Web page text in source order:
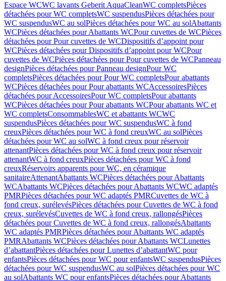
Espace WCWC lavants Geberit AquaCleanWC completsPièces
détachées pour WC completsWC suspendusPièces détachées pour
WC suspendusWC au solPièces détachées pour WC au solAbattants
WCPièces détachées pour Abattants WCPour cuvettes de WCPièces
détachées pour Pour cuvettes de WCDispositifs d’appoint pour
WCPièces détachées pour Dispositifs d’appoint pour WCPour
cuvettes de WCPièces détachées pour Pour cuvettes de WCPanneau
designPièces détachées pour Panneau designPour WC
completsPièces détachées pour Pour WC completsPour abattants
WCPièces détachées pour Pour abattants WCAccessoiresPièces
détachées pour AccessoiresPour WC completsPour abattants
WCPièces détachées pour Pour abattants WCPour abattants WC et
WC completsConsommablesWC et abattants WCWC
suspendusPièces détachées pour WC suspendusWC à fond
creuxPièces détachées pour WC à fond creuxWC au solPièces
détachées pour WC au solWC à fond creux pour réservoir
attenantPièces détachées pour WC à fond creux pour réservoir
attenantWC à fond creuxPièces détachées pour WC à fond
creuxRéservoirs apparents pour WC, en céramique
sanitaireAttenantAbattants WCPièces détachées pour Abattants
WCAbattants WCPièces détachées pour Abattants WCWC adaptés
PMRPièces détachées pour WC adaptés PMRCuvettes de WC à
fond creux, surélevésPièces détachées pour Cuvettes de WC à fond
creux, surélevésCuvettes de WC à fond creux, rallongésPièces
détachées pour Cuvettes de WC à fond creux, rallongésAbattants
WC adaptés PMRPièces détachées pour Abattants WC adaptés
PMRAbattants WCPièces détachées pour Abattants WCLunettes
d’abattantPièces détachées pour Lunettes d’abattantWC pour
enfantsPièces détachées pour WC pour enfantsWC suspendusPièces
détachées pour WC suspendusWC au solPièces détachées pour WC
au solAbattants WC pour enfantsPièces détachées pour Abattants